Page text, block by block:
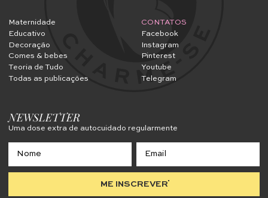
Maternidade
Educativo
Decoração
Comes & bebes
Teoria de Tudo
Todas as publicações
CONTATOS
Facebook
Instagram
Pinterest
Youtube
Telegram
NEWSLETTER
Uma dose extra de autocuidado regularmente
ME INSCREVER